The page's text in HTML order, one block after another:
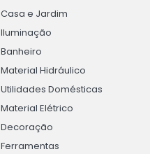
Casa e Jardim
Iluminação
Banheiro
Material Hidráulico
Utilidades Domésticas
Material Elétrico
Decoração
Ferramentas